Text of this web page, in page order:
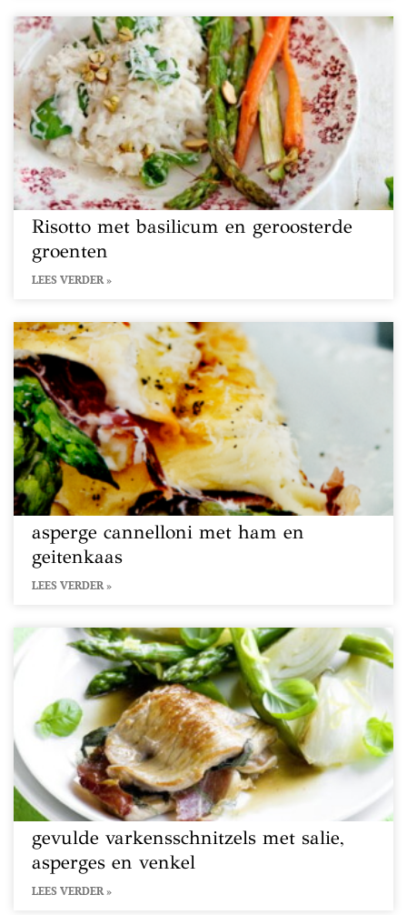
Risotto met basilicum en geroosterde
groenten
LEES VERDER »
asperge cannelloni met ham en
geitenkaas
LEES VERDER »
gevulde varkensschnitzels met salie,
asperges en venkel
LEES VERDER »